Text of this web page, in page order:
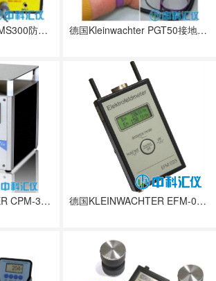
德国Kleinwachter PMS300防静电监测仪 德国Kleinwachter PGT50接地手环测试仪
德国KLEINWACHTER CPM-374充电板监测仪 德国KLEINWACHTER EFM-023静电场测试仪